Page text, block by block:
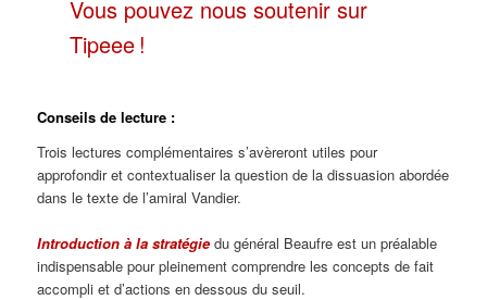
Vous pouvez nous soutenir sur
Tipeee !
Conseils de lecture :
Trois lectures complémentaires s’avèreront utiles pour
approfondir et contextualiser la question de la dissuasion abordée
dans le texte de l’amiral Vandier.
Introduction à la stratégiedu général Beaufre est un préalable
indispensable pour pleinement comprendre les concepts de fait
accompli et d’actions en dessous du seuil.